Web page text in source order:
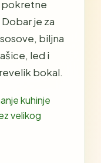
pokretne
je za
biljna
led i
bokal.
kuhinje
velikog